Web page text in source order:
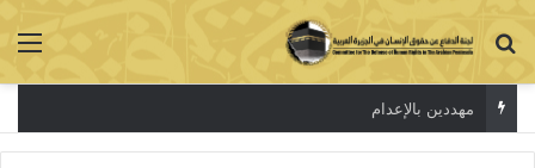
بحث عن
مهددين بالإعدام